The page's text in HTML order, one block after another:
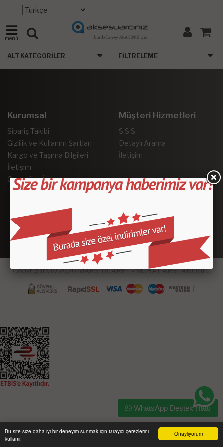
Onaylıyorum
Bu site size daha iyi bir deneyim sunmak için tarayıcı çerezlerini
kullanır.
menü
ALT KATEGORILER FILTRELEME
Kurumsal
Sipariş Takibi
Gizlilik ve Kullanım Şartları
Kargo ve Taşıma Bilgileri
İletişim
Garanti ve İade
Müşteri Hizmetleri
S.S.S.
Detaylı Arama
İletişim
Copyrights © 2026 MARS TİCARET - MURAT ARSLANOĞLU
Ana Sayfa Sipariş Takibi İletişim
WhatsApp Destek Hattı